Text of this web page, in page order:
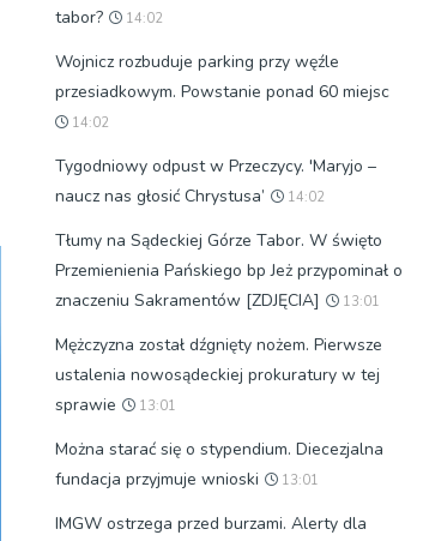
tabor?
14:02
Wojnicz rozbuduje parking przy węźle
przesiadkowym. Powstanie ponad 60 miejsc
14:02
Tygodniowy odpust w Przeczycy. 'Maryjo –
naucz nas głosić Chrystusa’
14:02
Tłumy na Sądeckiej Górze Tabor. W święto
Przemienienia Pańskiego bp Jeż przypominał o
znaczeniu Sakramentów [ZDJĘCIA]
13:01
Mężczyzna został dźgnięty nożem. Pierwsze
ustalenia nowosądeckiej prokuratury w tej
sprawie
13:01
Można starać się o stypendium. Diecezjalna
fundacja przyjmuje wnioski
13:01
IMGW ostrzega przed burzami. Alerty dla